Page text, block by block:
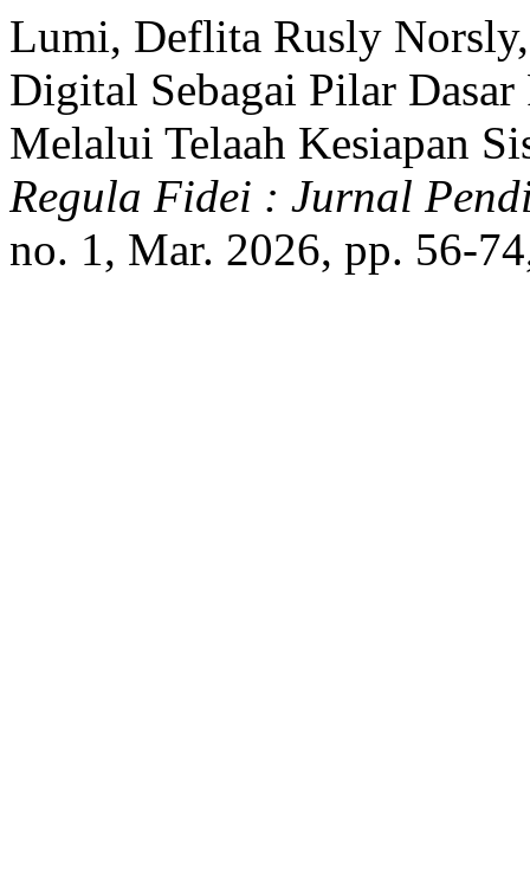
Lumi, Deflita Rusly
Digital Sebagai Pilar
Melalui Telaah Kesiapan
Regula Fidei : Jurnal
no. 1, Mar. 2026, pp. 56-